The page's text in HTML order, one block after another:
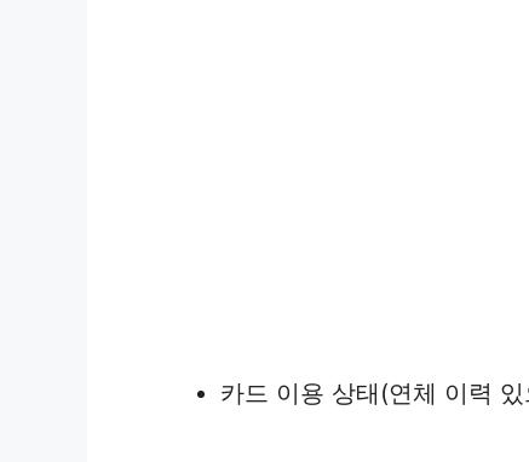
카드 이용 상태(연체 이력